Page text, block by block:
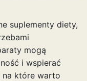
suplementy diety,
mogą
i wspierać
na które warto